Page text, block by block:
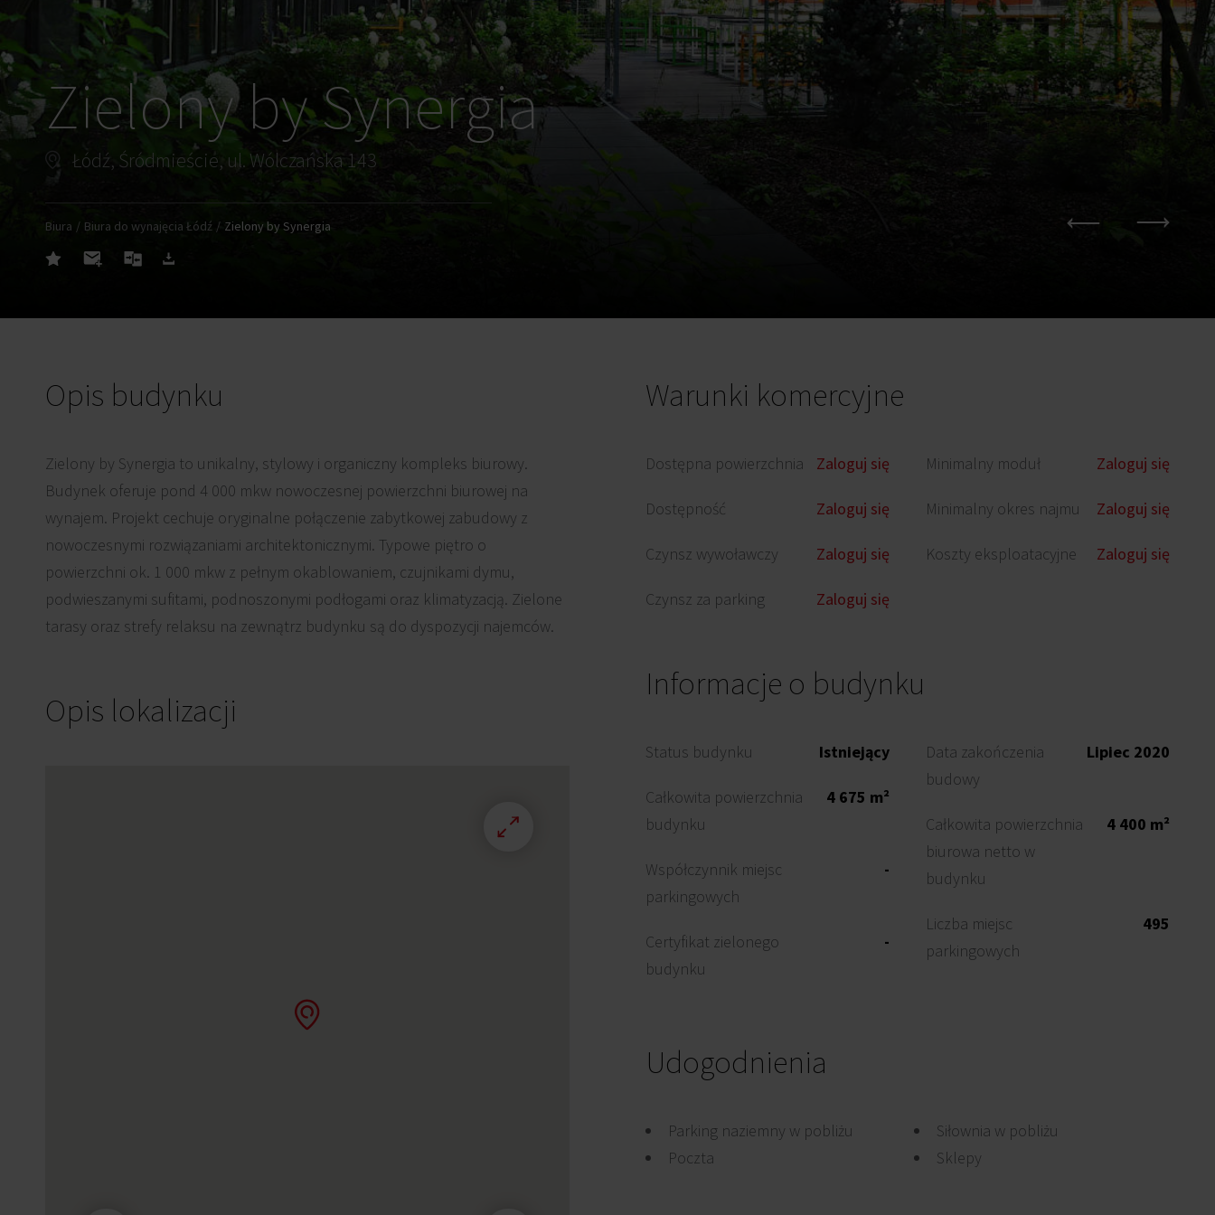
Zielony by Synergia
Łódź, Śródmieście, ul. Wólczańska 143
Biura Biura do wynajęcia Łódź Zielony by Synergia
Opis budynku
Zielony by Synergia to unikalny, stylowy i organiczny kompleks biurowy.
Budynek oferuje pond 4 000 mkw nowoczesnej powierzchni biurowej na
wynajem. Projekt cechuje oryginalne połączenie zabytkowej zabudowy z
nowoczesnymi rozwiązaniami architektonicznymi. Typowe piętro o
powierzchni ok. 1 000 mkw z pełnym okablowaniem, czujnikami dymu,
podwieszanymi sufitami, podnoszonymi podłogami oraz klimatyzacją. Zielone
tarasy oraz strefy relaksu na zewnątrz budynku są do dyspozycji najemców.
Opis lokalizacji
Warunki komercyjne
Dostępna powierzchnia Zaloguj się
Dostępność Zaloguj się
Czynsz wywoławczy Zaloguj się
Czynsz za parking Zaloguj się
Minimalny moduł Zaloguj się
Minimalny okres najmu Zaloguj się
Koszty eksploatacyjne Zaloguj się
Informacje o budynku
Status budynku Istniejący
Całkowita powierzchnia
budynku
4 675 m²
Współczynnik miejsc
parkingowych
-
Certyfikat zielonego
budynku
-
Data zakończenia
budowy
Lipiec 2020
Całkowita powierzchnia
biurowa netto w
budynku
4 400 m²
Liczba miejsc
parkingowych
495
Udogodnienia
Parking naziemny w pobliżu
Poczta
Siłownia w pobliżu
Sklepy